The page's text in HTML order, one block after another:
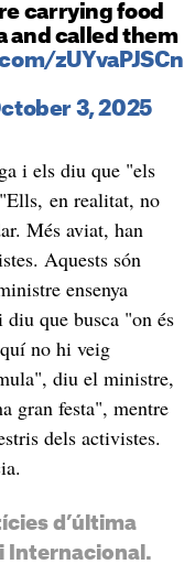
carrying food
and called them
zUYvaPJSCn
3, 2025
i els diu que "els
en realitat, no
Més aviat, han
Aquests són
ensenya
que busca "on és
no hi veig
diu el ministre,
gran festa", mentre
dels activistes.
d’última
Internacional.